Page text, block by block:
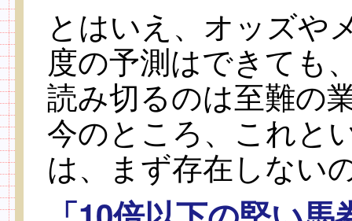
とはいえ、オッズや
度の予測はできても
読み切るのは至難の
今のところ、これと
は、まず存在しない